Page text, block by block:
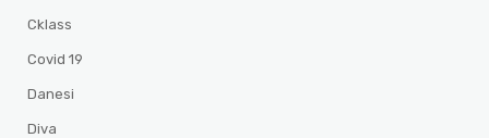
Cklass
Covid 19
Danesi
Diva